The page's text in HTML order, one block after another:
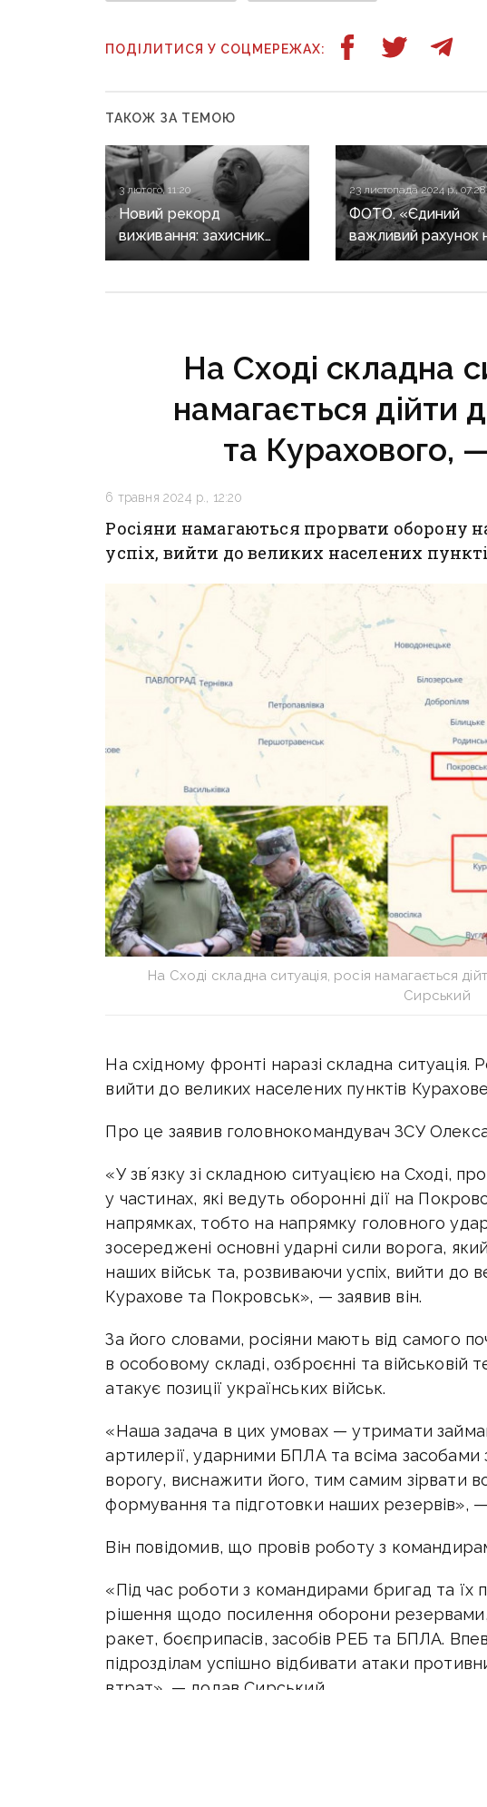
ПОДІЛИТИСЯ У СОЦМЕРЕЖАХ:
ТАКОЖ ЗА ТЕМОЮ
3 лютого, 11:20
Новий рекорд
виживання: захисник
з Часів Яру провів
23 листопада 2024 р., 07:28
ФОТО. «Єдиний
важливий рахунок
війні - врятовані
На Сході складна
намагається дійти
та Курахового,
6 травня 2024 р., 12:20
Росіяни намагаються прорвати оборону
успіх, вийти до великих населених
На Сході складна ситуація, росія намагається
Сирський
На східному фронті наразі складна ситуація.
вийти до великих населених пунктів
Про це заявив головнокомандувач ЗСУ
«У звʼязку зі складною ситуацією на Сході,
у частинах, які ведуть оборонні дії на
напрямках, тобто на напрямку головного
зосереджені основні ударні сили ворога,
наших військ та, розвиваючи успіх, вийти до
Курахове та Покровськ», — заявив він.
За його словами, росіяни мають від самого
в особовому складі, озброєнні та військовій
атакує позиції українських військ.
«Наша задача в цих умовах — утримати
артилерії, ударними БПЛА та всіма
ворогу, виснажити його, тим самим зірвати
формування та підготовки наших резервів»,
Він повідомив, що провів роботу з
«Під час роботи з командирами бригад та їх
рішення щодо посилення оборони резервами,
ракет, боєприпасів, засобів РЕБ та БПЛА.
підрозділам успішно відбивати атаки
втрат», — додав Сирський.